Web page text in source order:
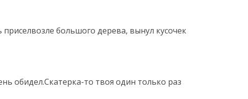
большого дерева, вынул кусочек
обидел.Скатерка-то твоя один только раз